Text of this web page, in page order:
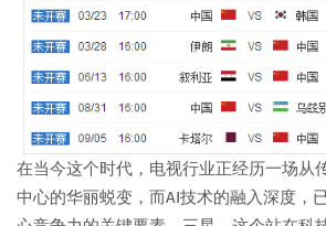
在当今这个时代，电视行业正经历一场从
中心的华丽蜕变，而AI技术的融入深度，